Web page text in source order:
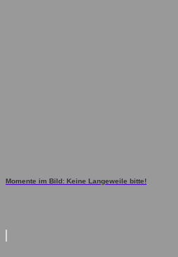
Momente im Bild: Keine Langeweile bitte!